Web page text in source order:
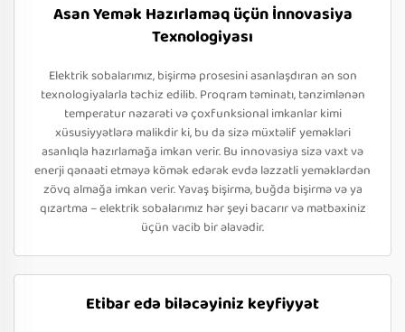
Asan Yemək Hazırlamaq üçün İnnovasiya
Texnologiyası
Elektrik sobalarımız, bişirmə prosesini asanlaşdıran ən son
texnologiyalarla təchiz edilib. Proqram təminatı, tənzimlənən
temperatur nəzarəti və çoxfunksional imkanlar kimi
xüsusiyyətlərə malikdir ki, bu da sizə müxtəlif yeməkləri
asanlıqla hazırlamağa imkan verir. Bu innovasiya sizə vaxt və
enerji qənaəti etməyə kömək edərək evdə ləzzətli yeməklərdən
zövq almağa imkan verir. Yavaş bişirmə, buğda bişirmə və ya
qızartma – elektrik sobalarımız hər şeyi bacarır və mətbəxiniz
üçün vacib bir əlavədir.
Etibar edə biləcəyiniz keyfiyyət